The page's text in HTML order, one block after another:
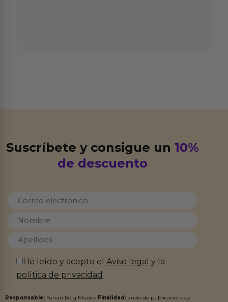
Suscríbete y consigue un10%
de descuento
He leído y acepto elAviso legal y la
política de privacidad
Responsable: Ferran Roig Muñoz Finalidad: envío de publicaciones y